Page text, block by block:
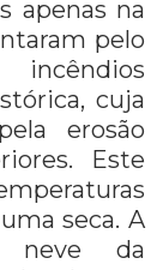
apenas na
pelo
cuja
erosão
Este
seca. A
neve da